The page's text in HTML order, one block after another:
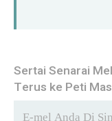
Sertai Senarai
Terus ke Peti